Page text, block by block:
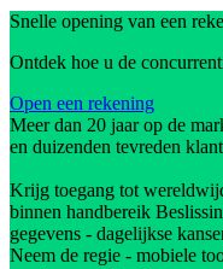
Snelle opening van een
Ontdek hoe u de
Open een rekening
Meer dan 20 jaar op de
en duizenden tevreden
Krijg toegang tot
binnen handbereik
gegevens - dagelijkse
Neem de regie - mobiele